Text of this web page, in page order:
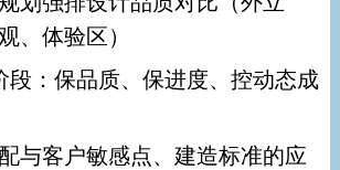
、体验区）
段：保品质、保进度、控动态成
与客户敏感点、建造标准的应